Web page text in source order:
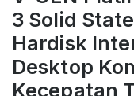
3 Solid
Hardisk
Desktop
Kecepatan